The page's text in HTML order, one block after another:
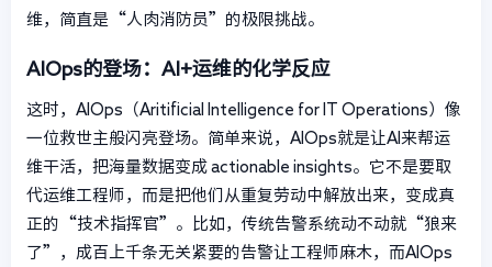
维，简直是“人肉消防员”的极限挑战。
AIOps的登场：AI+运维的化学反应
这时，AIOps（Aritificial Intelligence for IT Operations）像
一位救世主般闪亮登场。简单来说，AIOps就是让AI来帮运
维干活，把海量数据变成 actionable insights。它不是要取
代运维工程师，而是把他们从重复劳动中解放出来，变成真
正的“技术指挥官”。比如，传统告警系统动不动就“狼来
了”，成百上千条无关紧要的告警让工程师麻木，而AIOps